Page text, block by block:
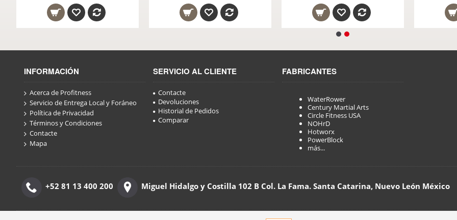
INFORMACIÓN
Acerca de Profitness
Servicio de Entrega Local y Foráneo
Política de Privacidad
Términos y Condiciones
Contacte
Mapa
SERVICIO AL CLIENTE
Contacte
Devoluciones
Historial de Pedidos
Comparar
FABRICANTES
WaterRower
Century Martial Arts
Circle Fitness USA
NOHrD
Hotworx
PowerBlock
más...
+52 81 13 400 200 Miguel Hidalgo y Costilla 102 B Col. La Fama. Santa Catarina, Nuevo León México